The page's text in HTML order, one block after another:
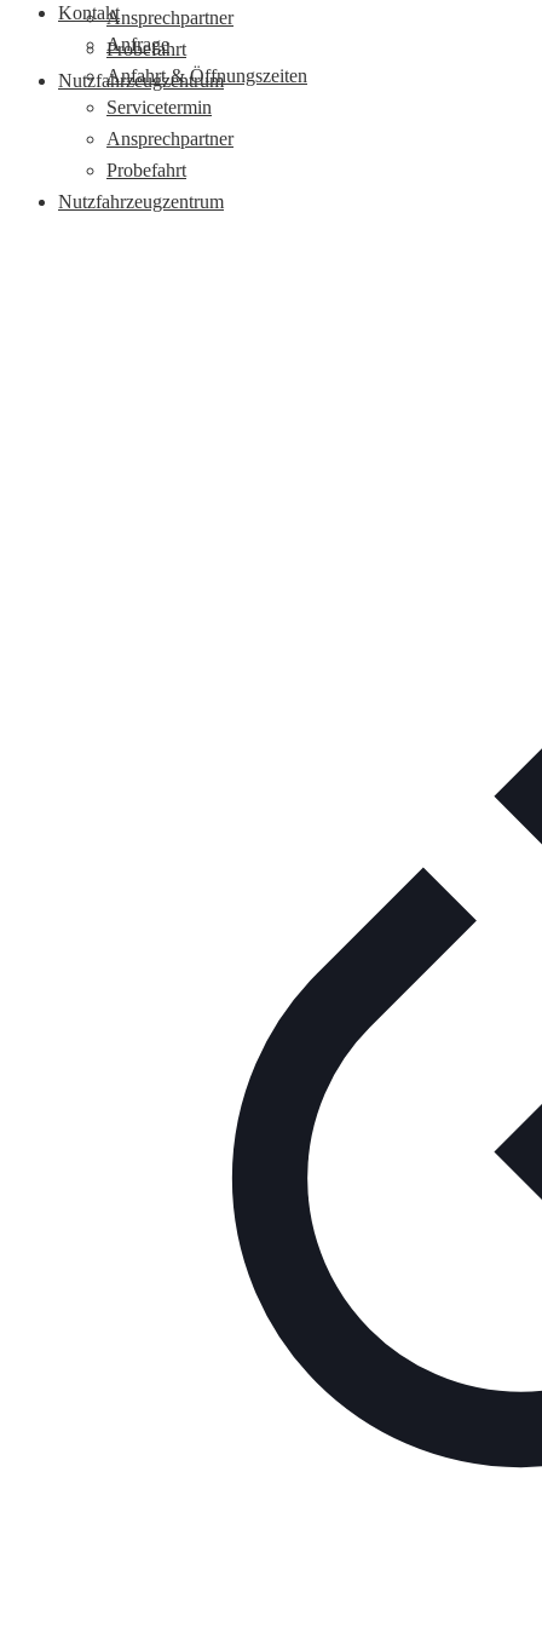
Ansprechpartner
Probefahrt
Nutzfahrzeugzentrum
Kontakt
Anfrage
Anfahrt & Öffnungszeiten
Servicetermin
Ansprechpartner
Probefahrt
Nutzfahrzeugzentrum